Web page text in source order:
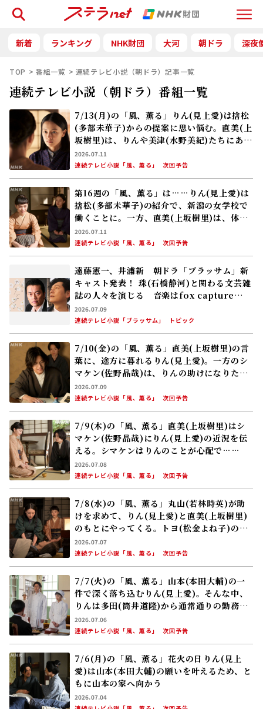
Menu
検索
新着 ランキング NHK財団 大河 朝ドラ 深夜
TOP 番組一覧 連続テレビ小説（朝ドラ）記事一覧
連続テレビ小説（朝ドラ）番組一覧
7/13(月)の「風、薫る」りん(見上愛)は捨松
(多部未華子)からの提案に思い悩む。直美(上
坂樹里)は、りんや美津(水野美紀)たちにある
提案を持ちかける
2026.07.11
連続テレビ小説「風、薫る」
次回予告
第16週の「風、薫る」は……りん(見上愛)は
捨松(多部未華子)の紹介で、新潟の女学校で
働くことに。一方、直美(上坂樹里)は、体調
を崩した文(内田慈)を看護していた
2026.07.11
連続テレビ小説「風、薫る」
次回予告
遠藤憲一、井浦新 朝ドラ「ブラッサム」新
キャスト発表！ 珠(石橋静河)と関わる文芸雑
誌の人々を演じる 音楽はfox capture
planが担当！ 2026年度後期放送
2026.07.09
連続テレビ小説「ブラッサム」
トピック
7/10(金)の「風、薫る」直美(上坂樹里)の言
葉に、途方に暮れるりん(見上愛)。一方のシ
マケン(佐野晶哉)は、りんの助けになりたい
一心で……
2026.07.09
連続テレビ小説「風、薫る」
次回予告
7/9(木)の「風、薫る」直美(上坂樹里)はシ
マケン(佐野晶哉)にりん(見上愛)の近況を伝
える。シマケンはりんのことが心配で……
2026.07.08
連続テレビ小説「風、薫る」
次回予告
7/8(水)の「風、薫る」丸山(若林時英)が助
けを求めて、りん(見上愛)と直美(上坂樹里)
のもとにやってくる。トヨ(松金よね子)のい
る長屋へ向かうと……
2026.07.07
連続テレビ小説「風、薫る」
次回予告
7/7(火)の「風、薫る」山本(本田大輔)の一
件で深く落ち込むりん(見上愛)。そんな中、
りんは多田(筒井道隆)から通常通りの勤務を
するよう命じられる
2026.07.06
連続テレビ小説「風、薫る」
次回予告
7/6(月)の「風、薫る」花火の日――りん(見上
愛)は山本(本田大輔)の願いを叶えるため、と
もに山本の家へ向かう
2026.07.04